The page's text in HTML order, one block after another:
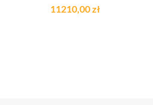
11210,00zł